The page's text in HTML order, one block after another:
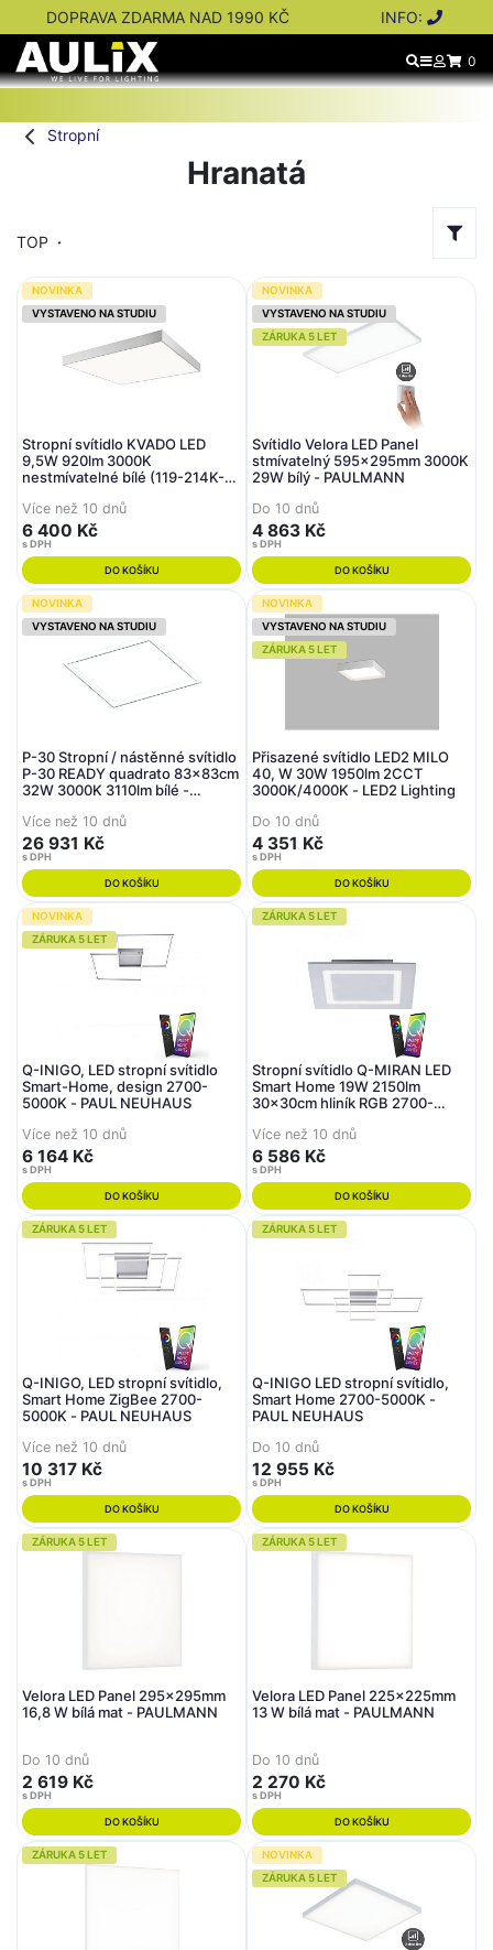
DOPRAVA ZDARMA NAD 1990 KČ INFO:
0
Stropní
Hranatá
TOP
NOVINKA
VYSTAVENO NA STUDIU
Stropní svítidlo KVADO LED
9,5W 920lm 3000K
nestmívatelné bílé (119-214K-
Více než 10 dnů
6 400 Kč
s DPH
DO KOŠÍKU
NOVINKA
VYSTAVENO NA STUDIU
ZÁRUKA 5 LET
Svítidlo Velora LED Panel
stmívatelný 595x295mm 3000K
29W bílý - PAULMANN
Do 10 dnů
4 863 Kč
s DPH
DO KOŠÍKU
NOVINKA
VYSTAVENO NA STUDIU
P-30 Stropní / nástěnné svítidlo
P-30 READY quadrato 83x83cm
32W 3000K 3110lm bílé -
Více než 10 dnů
26 931 Kč
s DPH
DO KOŠÍKU
NOVINKA
VYSTAVENO NA STUDIU
ZÁRUKA 5 LET
Přisazené svítidlo LED2 MILO
40, W 30W 1950lm 2CCT
3000K/4000K - LED2 Lighting
Do 10 dnů
4 351 Kč
s DPH
DO KOŠÍKU
NOVINKA
ZÁRUKA 5 LET
Q-INIGO, LED stropní svítidlo
Smart-Home, design 2700-
5000K - PAUL NEUHAUS
Více než 10 dnů
6 164 Kč
s DPH
DO KOŠÍKU
ZÁRUKA 5 LET
Stropní svítidlo Q-MIRAN LED
Smart Home 19W 2150lm
30x30cm hliník RGB 2700-
Více než 10 dnů
6 586 Kč
s DPH
DO KOŠÍKU
ZÁRUKA 5 LET
Q-INIGO, LED stropní svítidlo,
Smart Home ZigBee 2700-
5000K - PAUL NEUHAUS
Více než 10 dnů
10 317 Kč
s DPH
DO KOŠÍKU
ZÁRUKA 5 LET
Q-INIGO LED stropní svítidlo,
Smart Home 2700-5000K -
PAUL NEUHAUS
Do 10 dnů
12 955 Kč
s DPH
DO KOŠÍKU
ZÁRUKA 5 LET
Velora LED Panel 295x295mm
16,8 W bílá mat - PAULMANN
Do 10 dnů
2 619 Kč
s DPH
DO KOŠÍKU
ZÁRUKA 5 LET
Velora LED Panel 225x225mm
13 W bílá mat - PAULMANN
Do 10 dnů
2 270 Kč
s DPH
DO KOŠÍKU
ZÁRUKA 5 LET
NOVINKA
ZÁRUKA 5 LET